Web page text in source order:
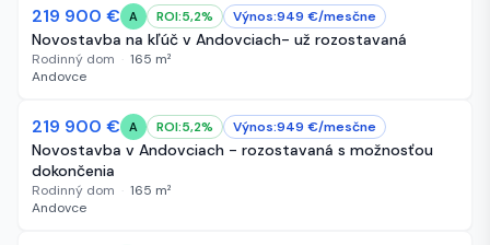
61 dní
219 900 € A ROI:5,2% Výnos:949 €/mesčne
Novostavba na kľúč v Andovciach- už rozostavaná
Rodinný dom · 165 m²
Andovce
61 dní
219 900 € A ROI:5,2% Výnos:949 €/mesčne
Novostavba v Andovciach - rozostavaná s možnosťou
dokončenia
Rodinný dom · 165 m²
Andovce